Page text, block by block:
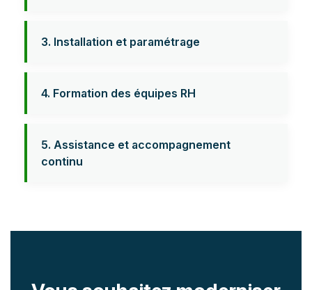
3. Installation et paramétrage
4. Formation des équipes RH
5. Assistance et accompagnement
continu